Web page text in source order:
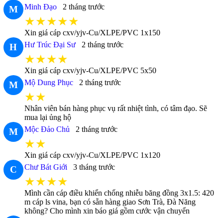
M Minh Đạo 2 tháng trước
★★★★★
Xin giá cáp cxv/yjv-Cu/XLPE/PVC 1x150
H Hư Trúc Đại Sư 2 tháng trước
★★★★
Xin giá cáp cxv/yjv-Cu/XLPE/PVC 5x50
M Mộ Dung Phục 2 tháng trước
★★
Nhân viên bán hàng phục vụ rất nhiệt tình, có tâm đạo. Sẽ
mua lại ủng hộ
M Mộc Đảo Chủ 2 tháng trước
★★
Xin giá cáp cxv/yjv-Cu/XLPE/PVC 1x120
C Chư Bát Giới 3 tháng trước
★★★★
Mình cần cáp điều khiển chống nhiễu băng đồng 3x1.5: 420
m cáp ls vina, bạn có sẵn hàng giao Sơn Trà, Đà Năng
không? Cho mình xin báo giá gồm cước vận chuyển